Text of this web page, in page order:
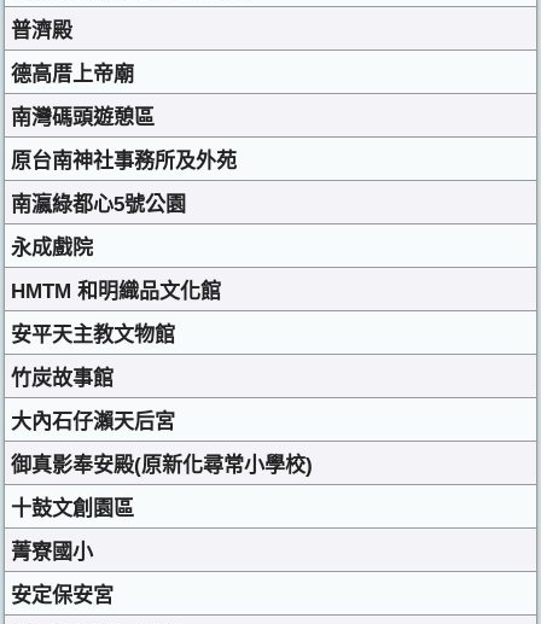
普濟殿
德高厝上帝廟
南灣碼頭遊憩區
原台南神社事務所及外苑
南瀛綠都心5號公園
永成戲院
HMTM 和明織品文化館
安平天主教文物館
竹炭故事館
大內石仔瀨天后宮
御真影奉安殿(原新化尋常小學校)
十鼓文創園區
菁寮國小
安定保安宮